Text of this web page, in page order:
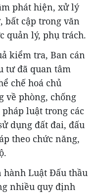
phát hiện, xử lý
bất cập trong văn
quản lý, phụ trách.
kiểm tra, Ban cán
tư đã quan tâm
chế hoá chủ
về phòng, chống
luật trong các
dụng đất đai, đấu
theo chức năng,
hành Luật Đấu thầu
nhiều quy định